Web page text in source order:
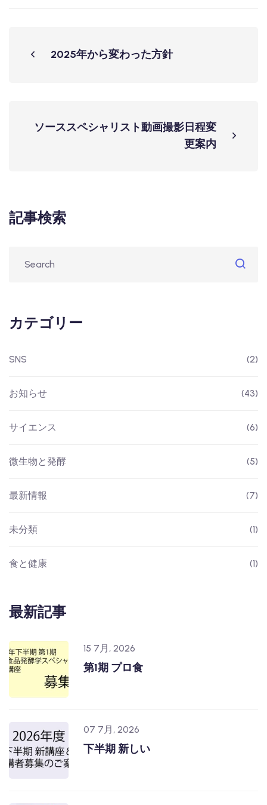
2025年から変わった方針
ソーススペシャリスト動画撮影日程変
更案内
記事検索
カテゴリー
SNS (2)
お知らせ (43)
サイエンス (6)
微生物と発酵 (5)
最新情報 (7)
未分類 (1)
食と健康 (1)
最新記事
15 7月, 2026
第1期 プロ食
07 7月, 2026
下半期 新しい